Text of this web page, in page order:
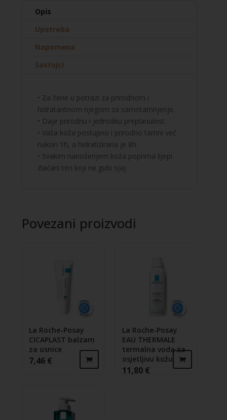
tijelo
Opis
Upotreba
Napomena
Sastojci
• Za žene u potrazi za prirodnom i
hidratantnom njegom za samotamnjenje.
• Daje prirodnu i jednoliku preplanulost.
• Vaša koža postupno i prirodno tamni već
nakon 1h, a hidratizirana je 8h.
• Svakim nanošenjem koža poprima lijepi
zlaćani ten koji ne gubi sjaj.
Povezani proizvodi
La Roche-Posay
CICAPLAST balzam
za usnice
7,46 €
La Roche-Posay
EAU THERMALE
termalna voda za
osjetljivu kožu
11,80 €